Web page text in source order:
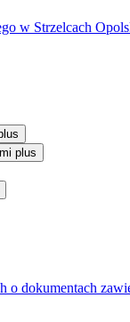
w Strzelcach
plus
o dokumentach